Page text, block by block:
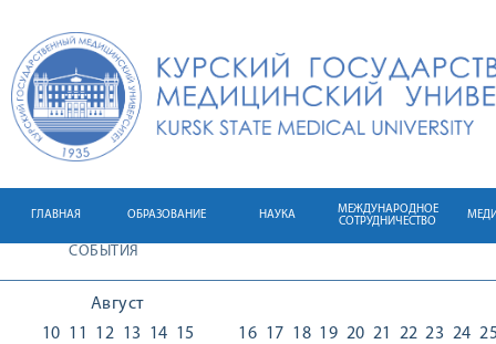
ГЛАВНАЯ ОБРАЗОВАНИЕ НАУКА
МЕЖДУНАРОДНОЕ
СОТРУДНИЧЕСТВО
СОБЫТИЯ
Август
10 11
12 13
14 15
16 17 18 19 20 21
22 23 24